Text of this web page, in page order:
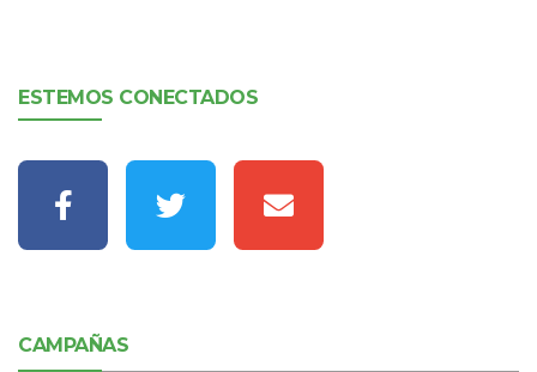
ESTEMOS CONECTADOS
CAMPAÑAS